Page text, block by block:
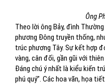
Ông
Theo lời ông Bảy, đình
phương Đông truyền thống,
trúc phương Tây. Sự kết hợp
vàng, cân đối, gần gũi với
Đáng chú ý nhất là kiểu kiến
phú quý”. Các hoa văn, họa